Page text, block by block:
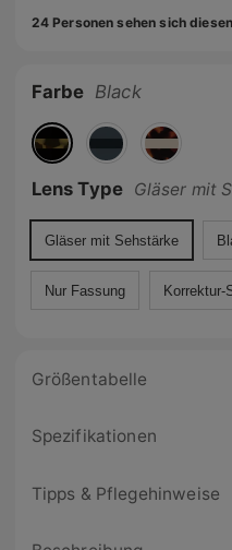
24 Personen sehen sich
Farbe Black
Lens Type Gläser mit
Gläser mit Sehstärke
Nur Fassung Korrektur-
Größentabelle
Spezifikationen
Tipps & Pflegehinweise